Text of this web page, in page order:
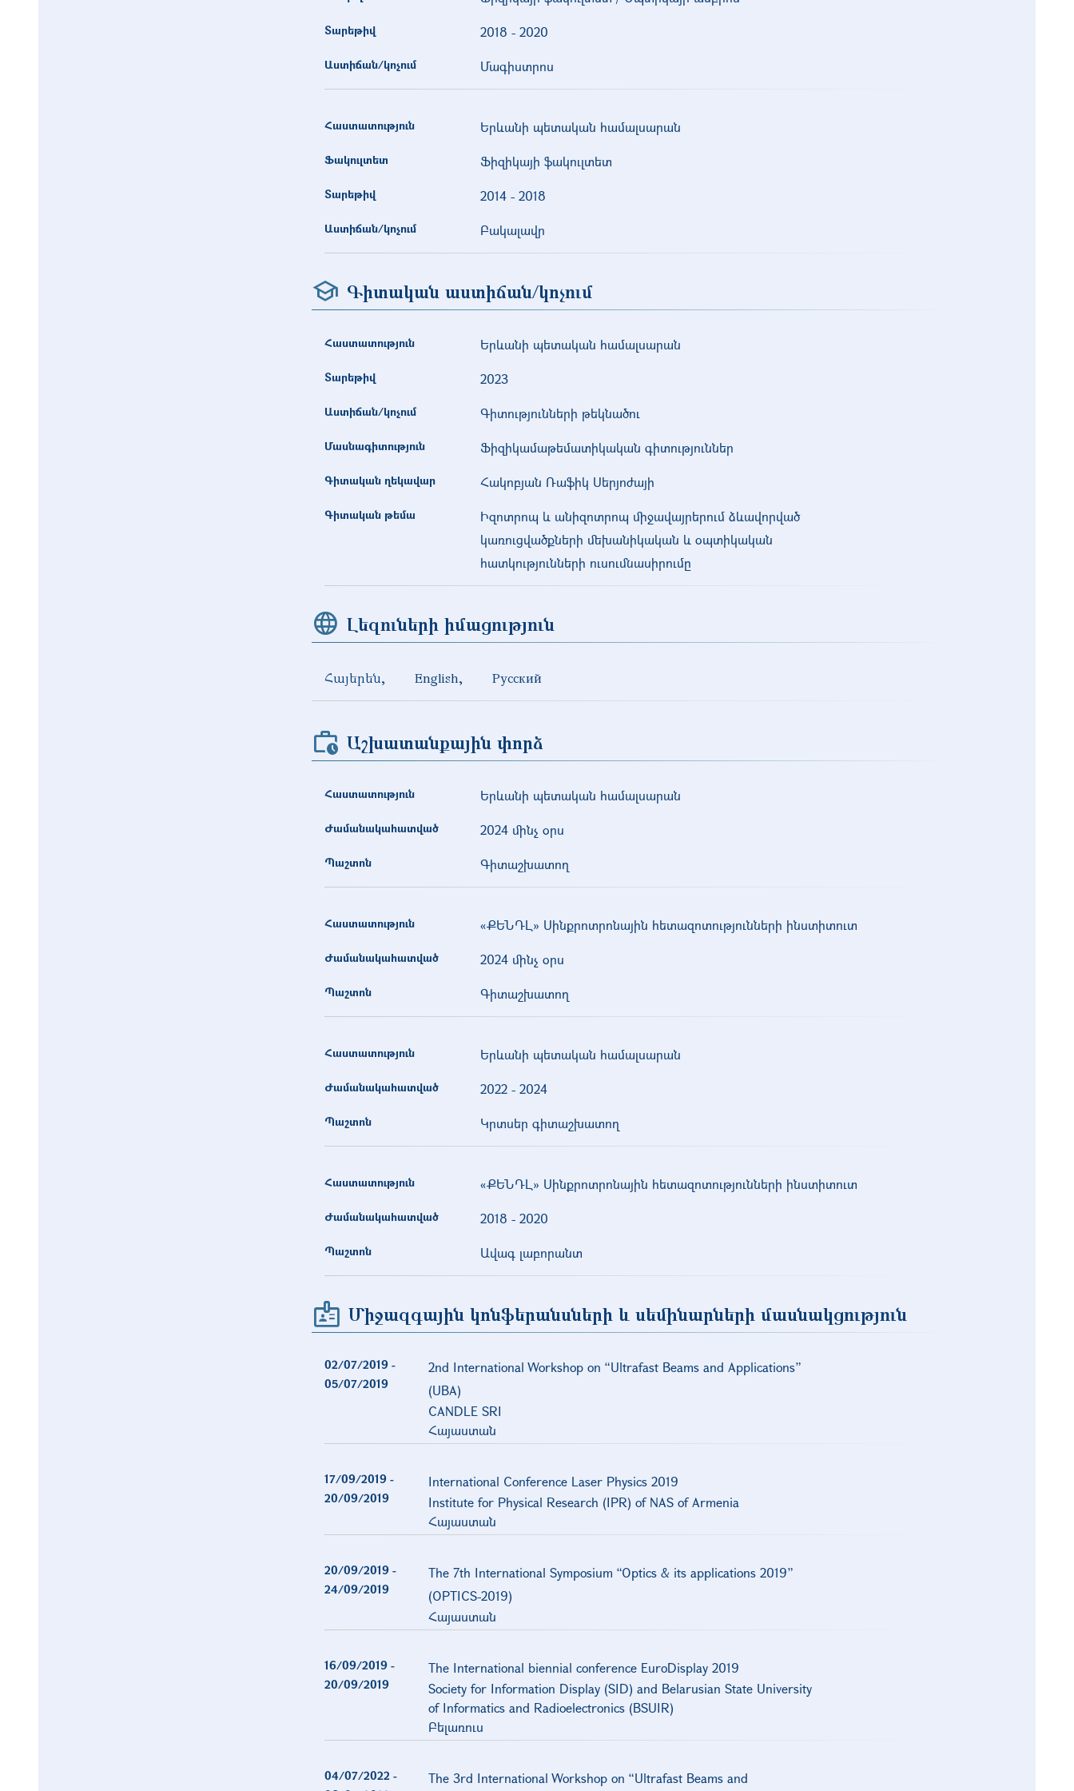
Տարեթիվ 2018 - 2020
Աստիճան/կոչում Մագիստրոս
Հաստատություն Երևանի պետական համալսարան
Ֆակուլտետ Ֆիզիկայի ֆակուլտետ
Տարեթիվ 2014- 2018
Աստիճան/կոչում Բակալավր
Գիտական աստիճան/կոչում
Հաստատություն Երևանի պետական համալսարան
Տարեթիվ 2023
Աստիճան/կոչում Գիտությունների թեկնածու
Մասնագիտություն Ֆիզիկամաթեմատիկական գիտություններ
Գիտական ղեկավար Հակոբյան Ռաֆիկ Սերյոժայի
Գիտական թեմա
Իզոտրոպ և անիզոտրոպ միջավայրերում ձևավորված
կառուցվածքների մեխանիկական և օպտիկական
հատկությունների ուսումնասիրումը
Լեզուների իմացություն
Հայերեն English Русский
Աշխատանքային փորձ
Հաստատություն Երևանի պետական համալսարան
Ժամանակահատված 2024 մինչ օրս
Պաշտոն Գիտաշխատող
Հաստատություն «ՔԵՆԴԼ» Սինքրոտրոնային հետազոտությունների ինստիտուտ
Ժամանակահատված 2024 մինչ օրս
Պաշտոն Գիտաշխատող
Հաստատություն Երևանի պետական համալսարան
Ժամանակահատված 2022- 2024
Պաշտոն Կրտսեր գիտաշխատող
Հաստատություն «ՔԵՆԴԼ» Սինքրոտրոնային հետազոտությունների ինստիտուտ
Ժամանակահատված 2018 - 2020
Պաշտոն Ավագ լաբորանտ
Միջազգային կոնֆերանսների և սեմինարների մասնակցություն
02/07/2019 -
05/07/2019
2nd International Workshop on “Ultrafast Beams and Applications”
(UBA)
CANDLE SRI
Հայաստան
17/09/2019 -
20/09/2019
International Conference Laser Physics 2019
Institute for Physical Research (IPR) of NAS of Armenia
Հայաստան
20/09/2019 -
24/09/2019
The 7th International Symposium “Optics & its applications 2019”
(OPTICS-2019)
Հայաստան
16/09/2019 -
20/09/2019
The International biennial conference EuroDisplay 2019
Society for Information Display (SID) and Belarusian State University
of Informatics and Radioelectronics (BSUIR)
Բելառուս
04/07/2022 -
The 3rd International Workshop on “Ultrafast Beams and